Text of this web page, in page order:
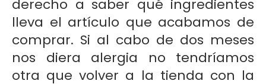
derecho a saber qué ingredientes
lleva el artículo que acabamos de
comprar. Si al cabo de dos meses
nos diera alergia no tendríamos
otra que volver a la tienda con la